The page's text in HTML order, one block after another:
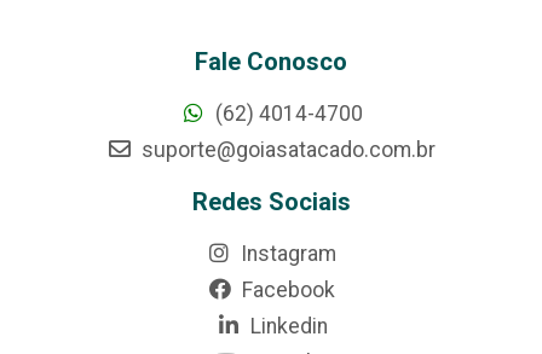
Fale Conosco
(62) 4014-4700
suporte@goiasatacado.com.br
Redes Sociais
Instagram
Facebook
Linkedin